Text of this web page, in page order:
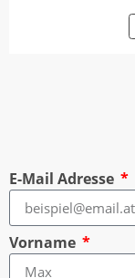
E-Mail Adresse
Vorname